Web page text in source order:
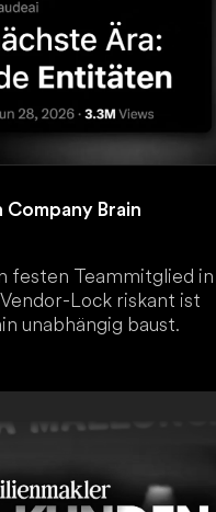
Company Brain
festen Teammitglied in
Lock riskant ist
unabhängig baust.